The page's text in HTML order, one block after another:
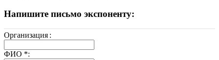
Напишите письмо экспоненту:
Организация :
ФИО *: